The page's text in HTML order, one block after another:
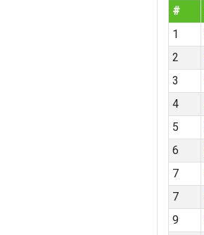
#
1
2
3
4
5
6
7
7
9